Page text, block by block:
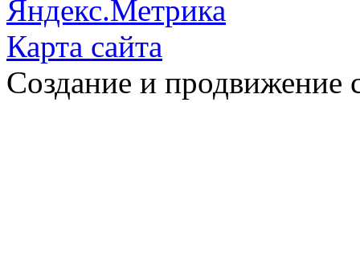
Карта сайта
Создание и продвижение